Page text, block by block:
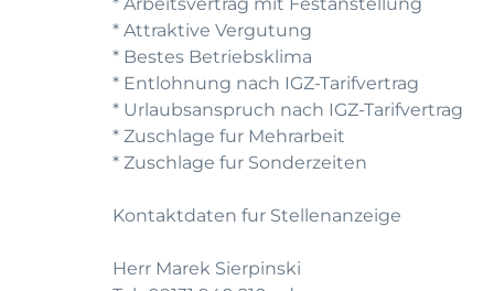
* Attraktive Vergutung
* Bestes Betriebsklima
* Entlohnung nach IGZ-Tarifvertrag
* Urlaubsanspruch nach IGZ-Tarifvertrag
* Zuschlage fur Mehrarbeit
* Zuschlage fur Sonderzeiten
Kontaktdaten fur Stellenanzeige
Herr Marek Sierpinski